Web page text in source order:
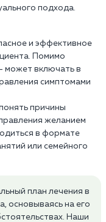
подхода.
и эффективное
Помимо
может включать в
симптомами
причины
желанием
в формате
или семейного
план лечения в
основываясь на его
Наши